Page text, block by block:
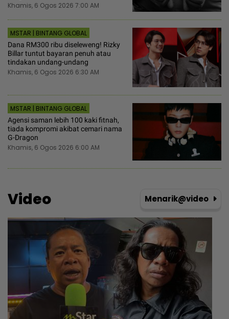
Khamis, 6 Ogos 2026 7:00 AM
MSTAR | BINTANG GLOBAL
Dana RM300 ribu diseleweng! Rizky
Billar tuntut bayaran penuh atau
tindakan undang-undang
Khamis, 6 Ogos 2026 6:30 AM
MSTAR | BINTANG GLOBAL
Agensi saman lebih 100 kaki fitnah,
tiada kompromi akibat cemari nama
G-Dragon
Khamis, 6 Ogos 2026 6:00 AM
Video Menarik@video